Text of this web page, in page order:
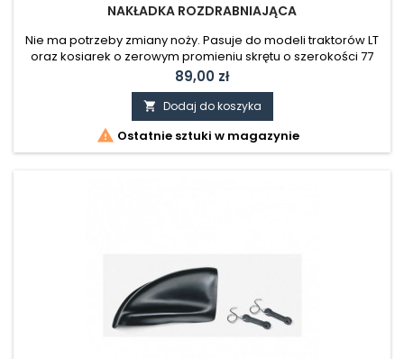
NAKŁADKA ROZDRABNIAJĄCA
Nie ma potrzeby zmiany noży. Pasuje do modeli traktorów LT
oraz kosiarek o zerowym promieniu skrętu o szerokości 77
cm (30") urządzenia tnącego.
Cena
89,00 zł
 Dodaj do koszyka
 Ostatnie sztuki w magazynie